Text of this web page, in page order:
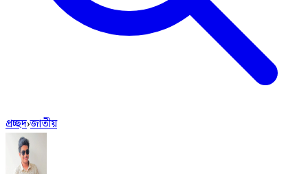
প্রচ্ছদ›জাতীয়